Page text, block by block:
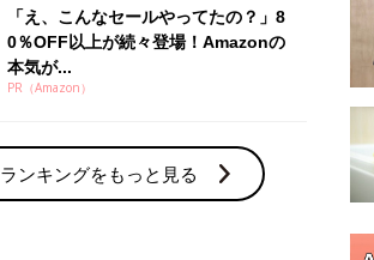
「え、こんなセールやってたの？」8
0％OFF以上が続々登場！Amazonの
本気が...
PR（Amazon）
ランキングをもっと見る